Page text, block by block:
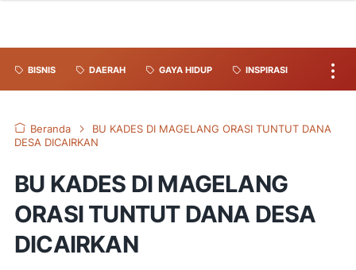
BISNIS DAERAH GAYA HIDUP INSPIRASI
Beranda
BU KADES DI MAGELANG ORASI TUNTUT DANA
DESA DICAIRKAN
BU KADES DI MAGELANG
ORASI TUNTUT DANA DESA
DICAIRKAN